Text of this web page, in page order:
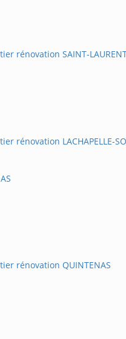
rénovation SAINT-
rénovation LACHAPELLE-
rénovation QUINTENAS